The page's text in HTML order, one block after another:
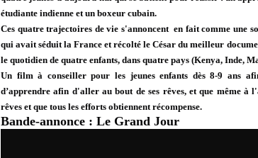
étudiante indienne et un boxeur cubain.
Ces quatre trajectoires de vie s'annoncent en fait comme une
qui avait séduit la France et récolté le César du meilleur
le quotidien de quatre enfants, dans quatre pays (Kenya, Inde,
Un film à conseiller pour les jeunes enfants dès 8-9 ans
d’apprendre afin d'aller au bout de ses rêves, et que même
rêves et que tous les efforts obtiennent récompense.
Bande-annonce : Le Grand Jour